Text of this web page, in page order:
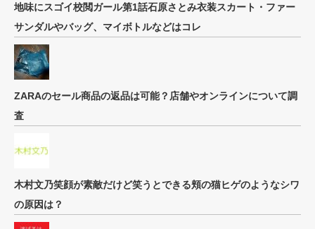
地味にスゴイ校閲ガール第1話石原さとみ衣装スカート・ファー
サンダルやバッグ、マイボトルなどはコレ
ZARAのセール商品の返品は可能？店舗やオンラインについて調
査
木村文乃笑顔が素敵だけど笑うとできる頬の猫ヒゲのようなシワ
の原因は？